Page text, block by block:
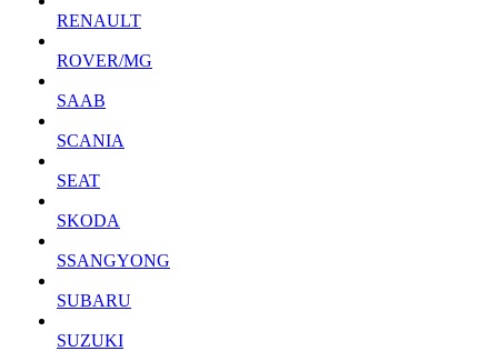
RENAULT
ROVER/MG
SAAB
SCANIA
SEAT
SKODA
SSANGYONG
SUBARU
SUZUKI